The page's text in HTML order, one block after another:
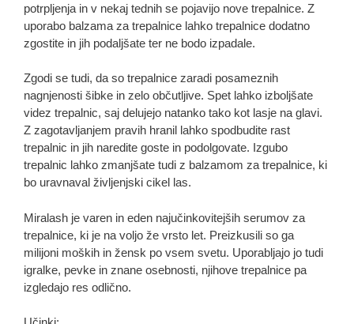
potrpljenja in v nekaj tednih se pojavijo nove trepalnice. Z
uporabo balzama za trepalnice lahko trepalnice dodatno
zgostite in jih podaljšate ter ne bodo izpadale.
Zgodi se tudi, da so trepalnice zaradi posameznih
nagnjenosti šibke in zelo občutljive. Spet lahko izboljšate
videz trepalnic, saj delujejo natanko tako kot lasje na glavi.
Z zagotavljanjem pravih hranil lahko spodbudite rast
trepalnic in jih naredite goste in podolgovate. Izgubo
trepalnic lahko zmanjšate tudi z balzamom za trepalnice, ki
bo uravnaval življenjski cikel las.
Miralash je varen in eden najučinkovitejših serumov za
trepalnice, ki je na voljo že vrsto let. Preizkusili so ga
milijoni moških in žensk po vsem svetu. Uporabljajo jo tudi
igralke, pevke in znane osebnosti, njihove trepalnice pa
izgledajo res odlično.